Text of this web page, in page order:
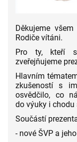
Děkujeme
Rodiče vítáni.
Pro ty, kteří
zveřejňujeme
Hlavním
zkušeností s
osvědčilo, co
do výuky i chodu
Součástí
- nové ŠVP a